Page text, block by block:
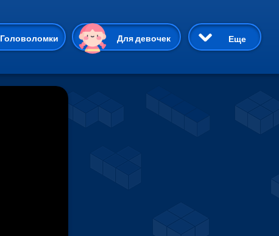
Головоломки Для девочек
3D Приключения
Еще